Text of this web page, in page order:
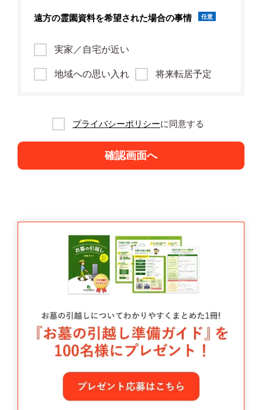
遠方の霊園資料を希望された場合の事情 任意
実家／自宅が近い
地域への思い入れ 将来転居予定
プライバシーポリシーに同意する
確認画面へ